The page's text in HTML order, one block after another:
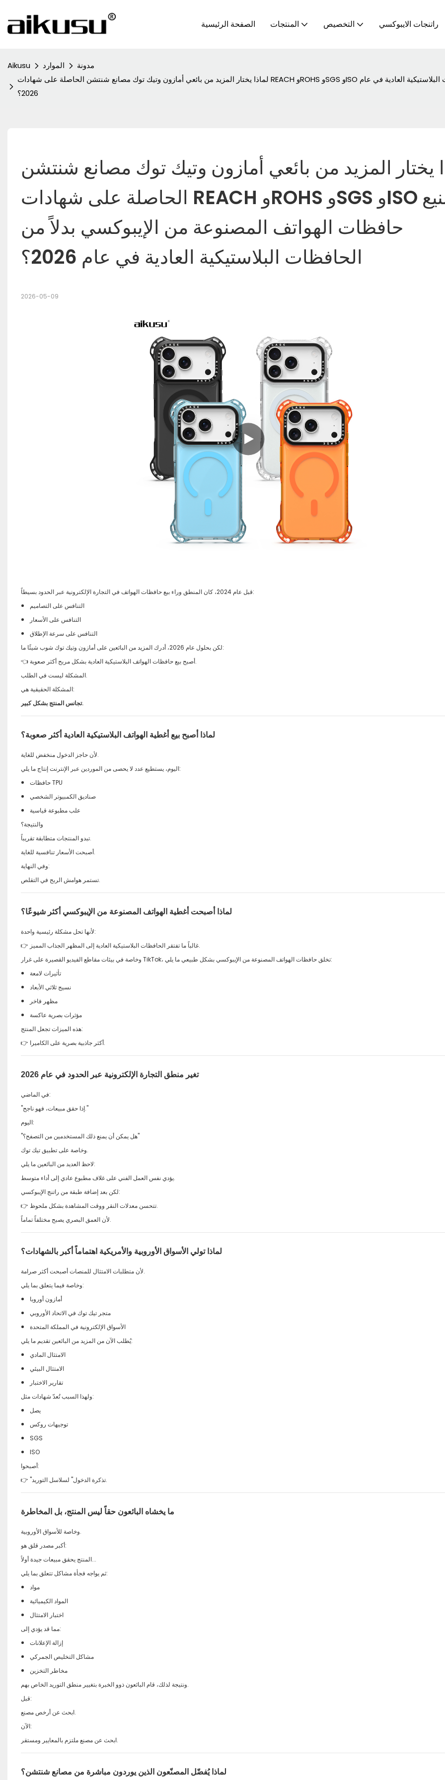
الصفحة الرئيسية المنتجات التخصيص راتنجات الايبوكسي
Aikusu الموارد
مدونة
لماذا يختار المزيد من بائعي أمازون وتيك توك مصانع شنتشن الحاصلة على شهادات REACH وROHS وSGS وISO لتصنيع حافظات الهواتف المصنوعة من الإيبوكسي بدلاً من الحافظات البلاستيكية العادية في عام
2026؟
يختار المزيد من بائعي أمازون وتيك توك مصانع شنتشن
الحاصلة على شهادات REACH وROHS وSGS وISO لتصنيع
حافظات الهواتف المصنوعة من الإيبوكسي بدلاً من
الحافظات البلاستيكية العادية في عام 2026؟
2026-05-09
قبل عام 2024، كان المنطق وراء بيع حافظات الهواتف في التجارة الإلكترونية عبر الحدود بسيطاً:
التنافس على التصاميم
التنافس على الأسعار
التنافس على سرعة الإطلاق
لكن بحلول عام 2026، أدرك المزيد من البائعين على أمازون وتيك توك شوب شيئًا ما:
👈 أصبح بيع حافظات الهواتف البلاستيكية العادية بشكل مربح أكثر صعوبة.
المشكلة ليست في الطلب.
المشكلة الحقيقية هي:
تجانس المنتج بشكل كبير.
لماذا أصبح بيع أغطية الهواتف البلاستيكية العادية أكثر صعوبة؟
لأن حاجز الدخول منخفض للغاية.
اليوم، يستطيع عدد لا يحصى من الموردين عبر الإنترنت إنتاج ما يلي:
حافظات TPU
صناديق الكمبيوتر الشخصي
علب مطبوعة قياسية
والنتيجة؟
تبدو المنتجات متطابقة تقريباً.
أصبحت الأسعار تنافسية للغاية.
وفي النهاية:
تستمر هوامش الربح في التقلص.
لماذا أصبحت أغطية الهواتف المصنوعة من الإيبوكسي أكثر شيوعًا؟
لأنها تحل مشكلة رئيسية واحدة:
👉 غالباً ما تفتقر الحافظات البلاستيكية العادية إلى المظهر الجذاب المميز.
وخاصة في بيئات مقاطع الفيديو القصيرة على غرار TikTok، تخلق حافظات الهواتف المصنوعة من الإيبوكسي بشكل طبيعي ما يلي:
تأثيرات لامعة
نسيج ثلاثي الأبعاد
مظهر فاخر
مؤثرات بصرية عاكسة
هذه الميزات تجعل المنتج:
👉 أكثر جاذبية بصرية على الكاميرا.
تغير منطق التجارة الإلكترونية عبر الحدود في عام 2026
في الماضي:
"إذا حقق مبيعات، فهو ناجح."
اليوم:
"هل يمكن أن يمنع ذلك المستخدمين من التصفح؟"
وخاصة على تطبيق تيك توك.
لاحظ العديد من البائعين ما يلي:
يؤدي نفس العمل الفني على غلاف مطبوع عادي إلى أداء متوسط.
لكن بعد إضافة طبقة من راتنج الإيبوكسي:
👉 تتحسن معدلات النقر ووقت المشاهدة بشكل ملحوظ.
لأن العمق البصري يصبح مختلفاً تماماً.
لماذا تولي الأسواق الأوروبية والأمريكية اهتماماً أكبر بالشهادات؟
لأن متطلبات الامتثال للمنصات أصبحت أكثر صرامة.
وخاصة فيما يتعلق بما يلي:
أمازون أوروبا
متجر تيك توك في الاتحاد الأوروبي
الأسواق الإلكترونية في المملكة المتحدة
يُطلب الآن من المزيد من البائعين تقديم ما يلي:
الامتثال المادي
الامتثال البيئي
تقارير الاختبار
ولهذا السبب تُعدّ شهادات مثل:
يصل
توجيهات روكس
SGS
ISO
أصبحوا:
👉 "تذكرة الدخول" لسلاسل التوريد.
ما يخشاه البائعون حقاً ليس المنتج، بل المخاطرة
وخاصة للأسواق الأوروبية.
أكبر مصدر قلق هو:
المنتج يحقق مبيعات جيدة أولاً...
ثم يواجه فجأة مشاكل تتعلق بما يلي:
مواد
المواد الكيميائية
اختبار الامتثال
مما قد يؤدي إلى:
إزالة الإعلانات
مشاكل التخليص الجمركي
مخاطر التخزين
ونتيجة لذلك، قام البائعون ذوو الخبرة بتغيير منطق التوريد الخاص بهم.
قبل:
ابحث عن أرخص مصنع.
الآن:
ابحث عن مصنع ملتزم بالمعايير ومستقر.
لماذا يُفضّل المصنّعون الذين يوردون مباشرة من مصانع شنتشن؟